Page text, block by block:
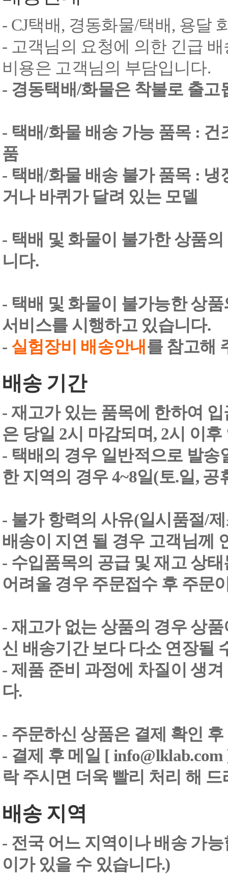
- CJ택배, 경동화물/택배, 용달
- 고객님의 요청에 의한 긴급
비용은 고객님의 부담입니다.
- 경동택배/화물은 착불로 출고
- 택배/화물 배송 가능 품목 :
품
- 택배/화물 배송 불가 품목 :
거나 바퀴가 달려 있는 모델
- 택배 및 화물이 불가한 상품
니다.
- 택배 및 화물이 불가능한 상
서비스를 시행하고 있습니다.
- 실험장비 배송안내 를 참고해
배송 기간
- 재고가 있는 품목에 한하여
은 당일 2시 마감되며, 2시 이
- 택배의 경우 일반적으로 발송
한 지역의 경우 4~8일(토.일,
- 불가 항력의 사유(일시품절/
배송이 지연 될 경우 고객님께
- 수입품목의 공급 및 재고 상
어려울 경우 주문접수 후 주문
- 재고가 없는 상품의 경우 상
신 배송기간 보다 다소 연장될
- 제품 준비 과정에 차질이 생
다.
- 주문하신 상품은 결제 확인
- 결제 후 메일 [
락 주시면 더욱 빨리 처리 해
배송 지역
- 전국 어느 지역이나 배송 가
이가 있을 수 있습니다.)